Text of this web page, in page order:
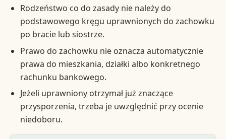
Rodzeństwo co do zasady nie należy do
podstawowego kręgu uprawnionych do zachowku
po bracie lub siostrze.
Prawo do zachowku nie oznacza automatycznie
prawa do mieszkania, działki albo konkretnego
rachunku bankowego.
Jeżeli uprawniony otrzymał już znaczące
przysporzenia, trzeba je uwzględnić przy ocenie
niedoboru.